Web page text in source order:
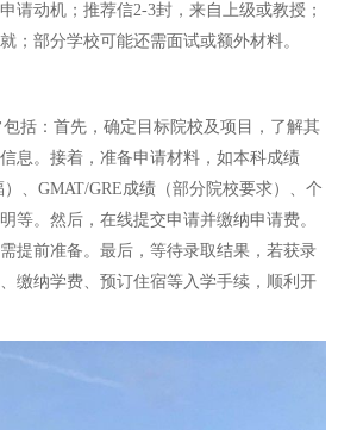
请动机；推荐信2-3封，来自上级或教授；
；部分学校可能还需面试或额外材料。
括：首先，确定目标院校及项目，了解其
息。接着，准备申请材料，如本科成绩
、GMAT/GRE成绩（部分院校要求）、个
等。然后，在线提交申请并缴纳申请费。
提前准备。最后，等待录取结果，若获录
缴纳学费、预订住宿等入学手续，顺利开